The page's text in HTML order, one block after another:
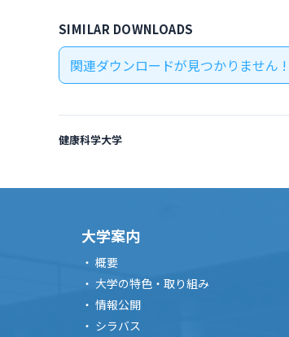
SIMILAR DOWNLOADS
関連ダウンロードが見つかりません !
健康科学大学
大学案内
概要
大学の特色・取り組み
情報公開
シラバス